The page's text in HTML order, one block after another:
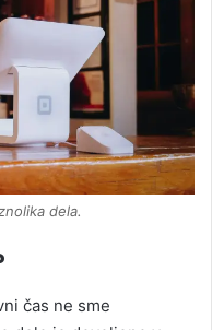
dela.
čas ne sme